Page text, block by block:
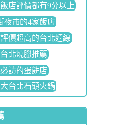
店評價都有9分以上
夜市的4家飯店
價超高的台北麵線
北燒臘推薦
訪的蛋餅店
台北石頭火鍋